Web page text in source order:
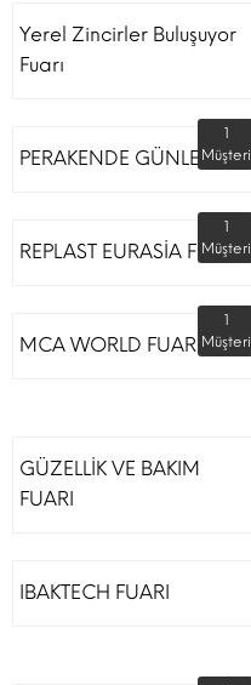
Yerel Zincirler Buluşuyor
Fuarı
PERAKENDE GÜNLERİ
1
Müşteri
REPLAST EURASİA FUARI
1
Müşteri
MCA WORLD FUARI
1
Müşteri
GÜZELLİK VE BAKIM
FUARI
IBAKTECH FUARI